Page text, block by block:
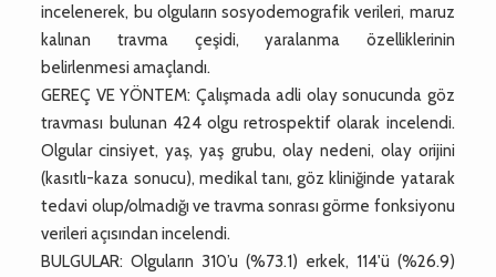
incelenerek, bu olguların sosyodemografik verileri, maruz
kalınan travma çeşidi, yaralanma özelliklerinin
belirlenmesi amaçlandı.
GEREÇ VE YÖNTEM: Çalışmada adli olay sonucunda göz
travması bulunan 424 olgu retrospektif olarak incelendi.
Olgular cinsiyet, yaş, yaş grubu, olay nedeni, olay orijini
(kasıtlı-kaza sonucu), medikal tanı, göz kliniğinde yatarak
tedavi olup/olmadığı ve travma sonrası görme fonksiyonu
verileri açısından incelendi.
BULGULAR: Olguların 310’u (%73.1) erkek, 114'ü (%26.9)